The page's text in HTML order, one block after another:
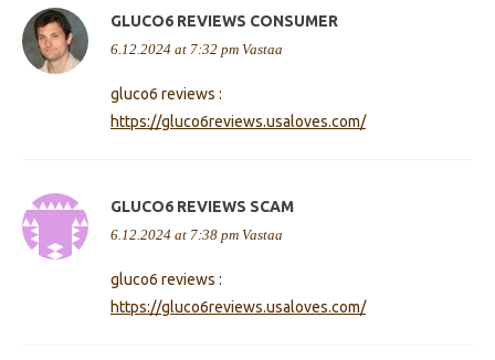
GLUCO6 REVIEWS CONSUMER
6.12.2024 at 7:32 pm Vastaa
gluco6 reviews :
https://gluco6reviews.usaloves.com/
GLUCO6 REVIEWS SCAM
6.12.2024 at 7:38 pm Vastaa
gluco6 reviews :
https://gluco6reviews.usaloves.com/